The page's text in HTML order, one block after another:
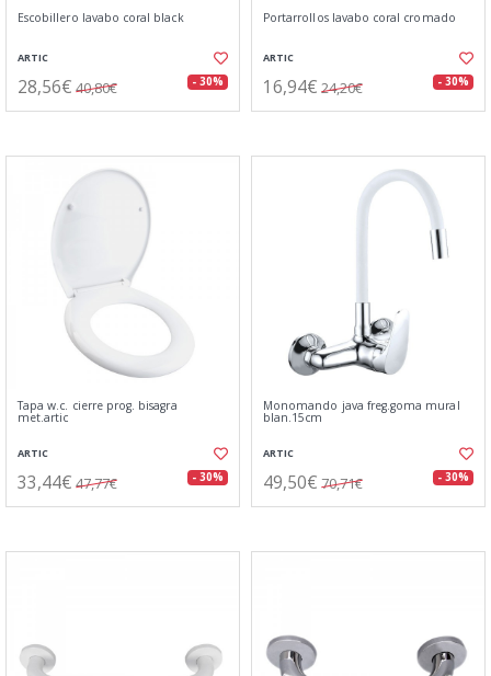
Escobillero lavabo coral black
ARTIC
28,56€ 40,80€ - 30%
Portarrollos lavabo coral cromado
ARTIC
16,94€ 24,20€ - 30%
Tapa w.c. cierre prog. bisagra
met.artic
ARTIC
33,44€ 47,77€ - 30%
Monomando java freg.goma mural
blan.15cm
ARTIC
49,50€ 70,71€ - 30%